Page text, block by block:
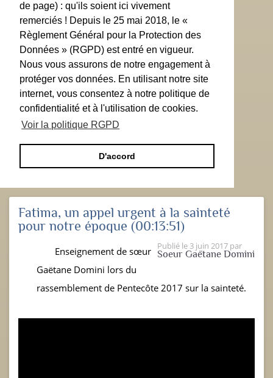
de page) : qu'ils soient ici vivement
remerciés ! Depuis le 25 mai 2018, le «
Règlement Général pour la Protection des
Données » (RGPD) est entré en vigueur.
Nous vous assurons de notre engagement à
protéger vos données. En utilisant notre site
internet, vous consentez à notre politique de
confidentialité et à l'utilisation de cookies.
Voir la politique RGPD
D'accord
Fatima, un appel urgent à la sainteté
pour notre époque (00:13:51)
Publié le 3 juin 2017 par
Soeur Gaëtane Domini
Enseignement de sœur
Gaëtane Domini lors du
rassemblement de Pentecôte 2017 sur la sainteté.